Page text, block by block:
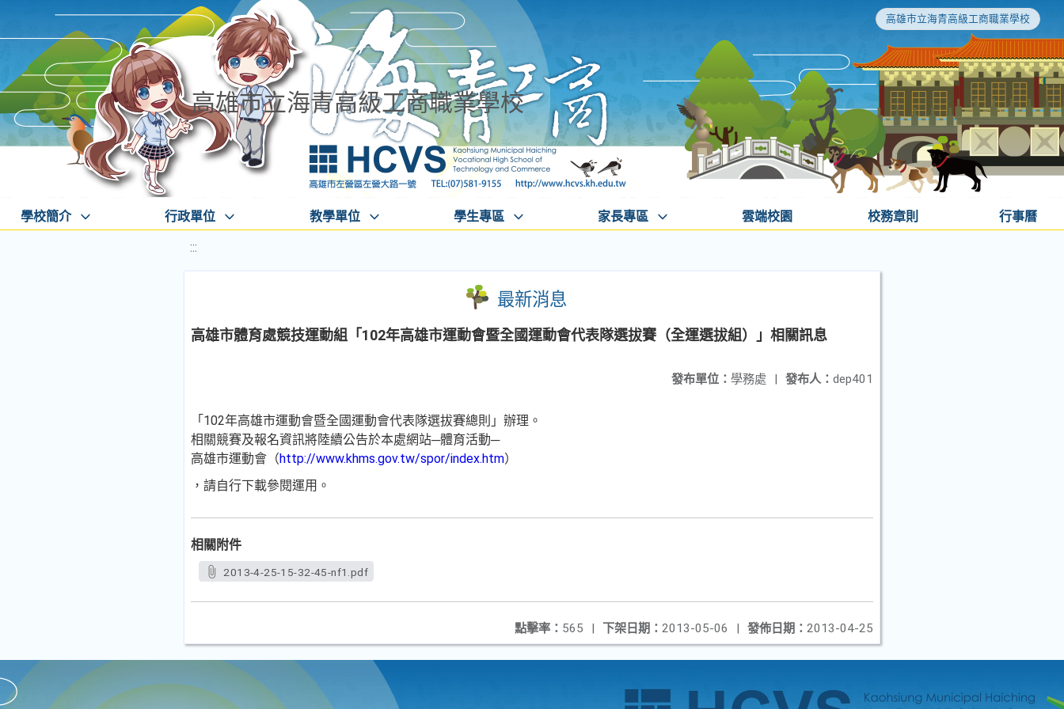
高雄市立海青高級工商職業學校
高雄市立海青高級工商職業學校
學校簡介 行政單位 教學單位 學生專區 家長專區 雲端校園 校務章則 行事曆
:::
最新消息
高雄市體育處競技運動組「102年高雄市運動會暨全國運動會代表隊選拔賽（全運選拔組）」相關訊息
發布人： dep401
發布單位： 學務處 |
「102年高雄市運動會暨全國運動會代表隊選拔賽總則」辦理。
相關競賽及報名資訊將陸續公告於本處網站─體育活動─
高雄市運動會（http://www.khms.gov.tw/spor/index.htm）
，請自行下載參閱運用。
相關附件
2013-4-25-15-32-45-nf1.pdf
發佈日期： 2013-04-25
下架日期： 2013-05-06 |
點擊率： 565 |